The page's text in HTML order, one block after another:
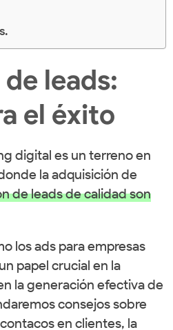
leads:
el éxito
digital es un terreno en
la adquisición de
de leads de calidad son
los ads para empresas
papel crucial en la
la generación efectiva de
consejos sobre
en clientes, la